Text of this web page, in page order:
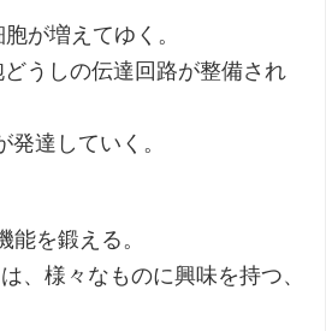
が増えてゆく。
うしの伝達回路が整備され
達していく。
を鍛える。
、様々なものに興味を持つ、